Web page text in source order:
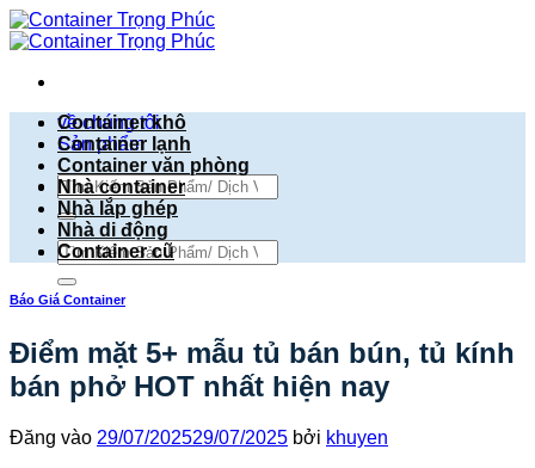
Bỏ
qua
dung
về chúng tôi
Sản phẩm
Tìm
kiếm:
Tìm
kiếm:
Container khô
Container lạnh
Container văn phòng
Nhà container
Nhà lắp ghép
Nhà di động
Container cũ
Báo Giá Container
Điểm mặt 5+ mẫu tủ bán bún, tủ kính
bán phở HOT nhất hiện nay
Đăng vào 29/07/202529/07/2025 bởi khuyen